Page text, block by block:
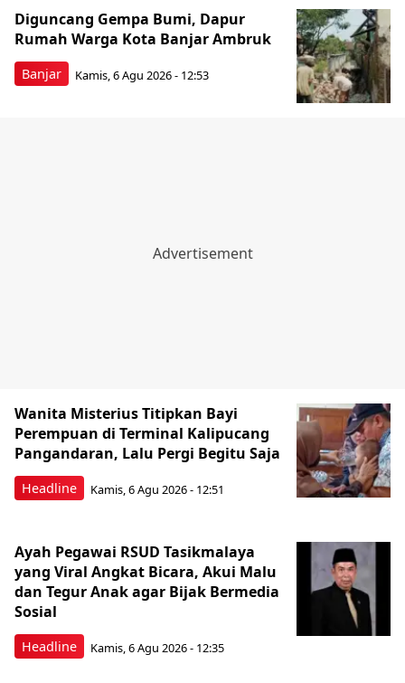
Banjar
Diguncang Gempa Bumi, Dapur
Rumah Warga Kota Banjar Ambruk
Kamis, 6 Agu 2026 - 12:53
Headline
Wanita Misterius Titipkan Bayi
Perempuan di Terminal Kalipucang
Pangandaran, Lalu Pergi Begitu Saja
Kamis, 6 Agu 2026 - 12:51
Headline
Ayah Pegawai RSUD Tasikmalaya
yang Viral Angkat Bicara, Akui Malu
dan Tegur Anak agar Bijak Bermedia
Sosial
Kamis, 6 Agu 2026 - 12:35